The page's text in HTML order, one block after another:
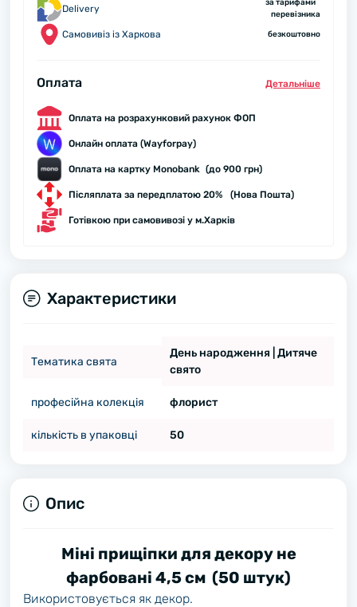
Delivery
за тарифами
перевізника
Самовивіз із Харкова безкоштовно
Оплата Детальнiше
Оплата на розрахунковий рахунок ФОП
Онлайн оплата (Wayforpay)
Оплата на картку Monobank (до 900 грн)
Післяплата за передплатою 20% (Нова Пошта)
Готівкою при самовивозі у м.Харків
Характеристики
Тематика свята
День народження | Дитяче
свято
професійна колекція флорист
кількість в упаковці 50
Опис
Міні прищіпки для декору не
фарбовані 4,5 см (50 штук)
Використовується як декор.